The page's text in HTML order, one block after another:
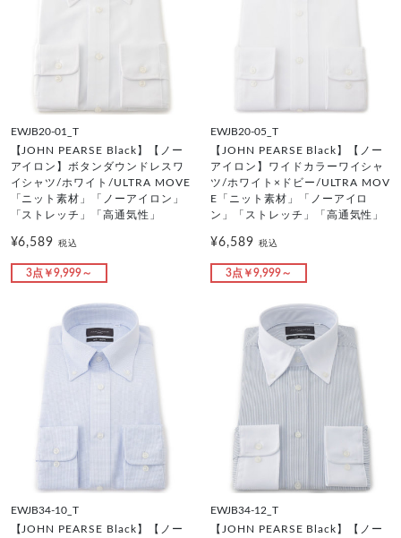
EWJB20-01_T
【JOHN PEARSE Black】【ノー
アイロン】ボタンダウンドレスワ
イシャツ/ホワイト/ULTRA MOVE
「ニット素材」「ノーアイロン」
「ストレッチ」「高通気性」
¥6,589税込
3点￥9,999～
EWJB20-05_T
【JOHN PEARSE Black】【ノー
アイロン】ワイドカラーワイシャ
ツ/ホワイト×ドビー/ULTRA MOV
E「ニット素材」「ノーアイロ
ン」「ストレッチ」「高通気性」
¥6,589 税込
3点￥9,999～
EWJB34-10_T
【JOHN PEARSE Black】【ノー
EWJB34-12_T
【JOHN PEARSE Black】【ノー